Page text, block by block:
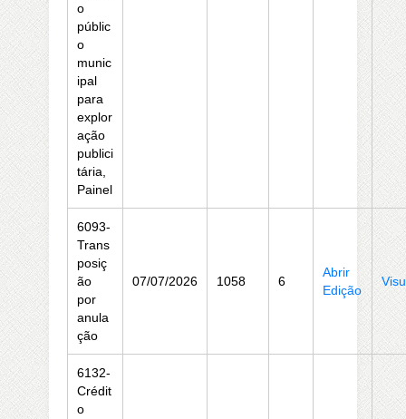
o
públic
o
munic
ipal
para
explor
ação
publici
tária,
Painel
6093-
Trans
posiç
ão
por
anula
ção
07/07/2026 1058 6
Abrir
Edição
6132-
Crédit
o